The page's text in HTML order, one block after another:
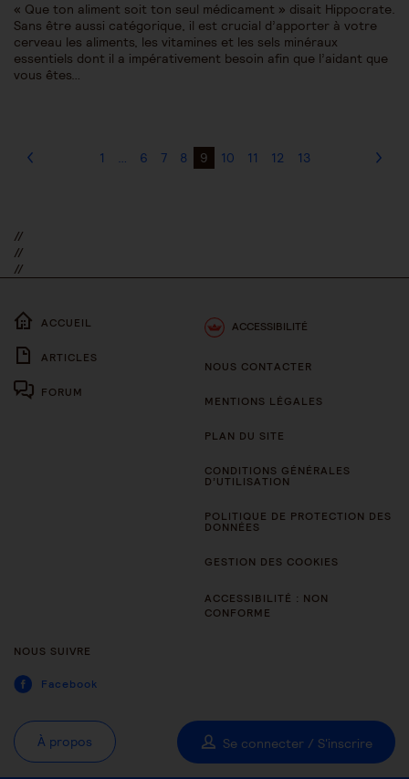
« Que ton aliment soit ton seul médicament » disait Hippocrate.
Sans être aussi catégorique, il est crucial d’apporter à votre
cerveau les aliments, les vitamines et les sels minéraux
essentiels dont il a impérativement besoin afin que l’aidant que
vous êtes…
1 … 6 7 8 9 10 11 12 13
//
//
//
ACCUEIL
ARTICLES
FORUM
ACCESSIBILITÉ
NOUS CONTACTER
MENTIONS LÉGALES
PLAN DU SITE
CONDITIONS GÉNÉRALES
D’UTILISATION
POLITIQUE DE PROTECTION DES
DONNÉES
GESTION DES COOKIES
ACCESSIBILITÉ : NON
CONFORME
NOUS SUIVRE
Facebook
À propos Se connecter / S'inscrire